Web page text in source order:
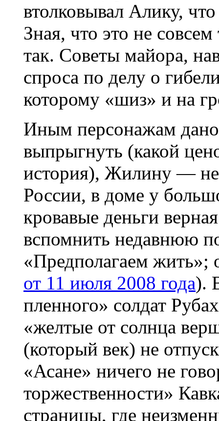
втолковывал Алику,
Зная, что это не
так. Советы майора,
спроса по делу о
которому «шиз» и на
Иным персонажам дано
выпрыгнуть (какой
история), Жилину —
России, в доме у
кровавые деньги
вспомнить недавнюю
«Предполагаем жить»;
от 11 июля 2008 года).
пленного» солдат
«желтые от солнца
(который век) не
«Асане» ничего не
торжественности»
страницы, где